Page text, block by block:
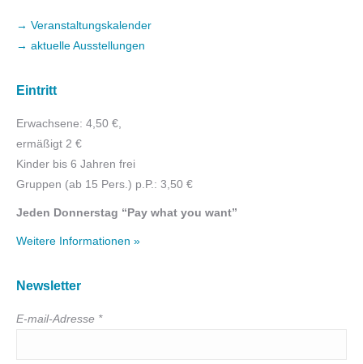
→ Veranstaltungskalender
→ aktuelle Ausstellungen
Eintritt
Erwachsene: 4,50 €,
ermäßigt 2 €
Kinder bis 6 Jahren frei
Gruppen (ab 15 Pers.) p.P.: 3,50 €
Jeden Donnerstag “Pay what you want”
Weitere Informationen »
Newsletter
E-mail-Adresse *